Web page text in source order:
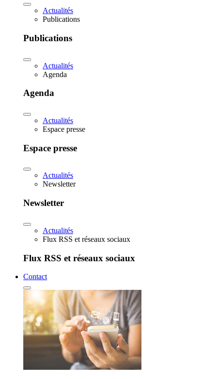
Actualités
Publications
Publications
Actualités
Agenda
Agenda
Actualités
Espace presse
Espace presse
Actualités
Newsletter
Newsletter
Actualités
Flux RSS et réseaux sociaux
Flux RSS et réseaux sociaux
Contact